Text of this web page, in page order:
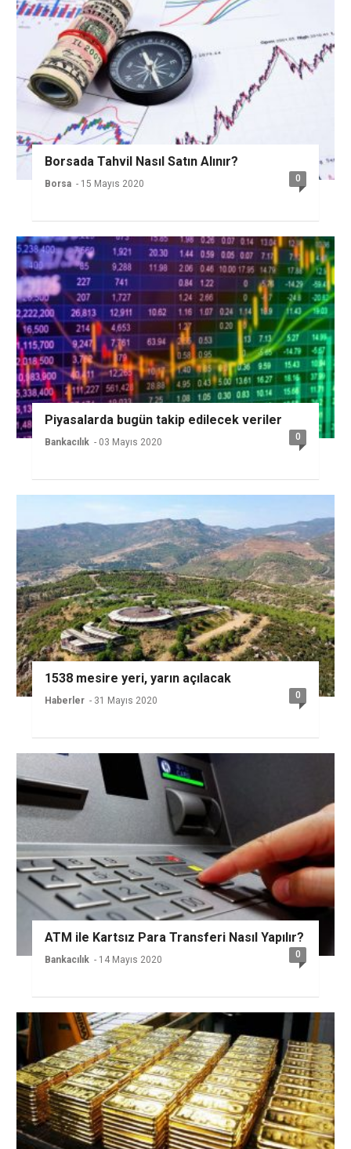
Borsada Tahvil Nasıl Satın Alınır?
Borsa - 15 Mayıs 2020 0
Piyasalarda bugün takip edilecek veriler
Bankacılık - 03 Mayıs 2020 0
1538 mesire yeri, yarın açılacak
Haberler - 31 Mayıs 2020 0
ATM ile Kartsız Para Transferi Nasıl Yapılır?
Bankacılık - 14 Mayıs 2020 0